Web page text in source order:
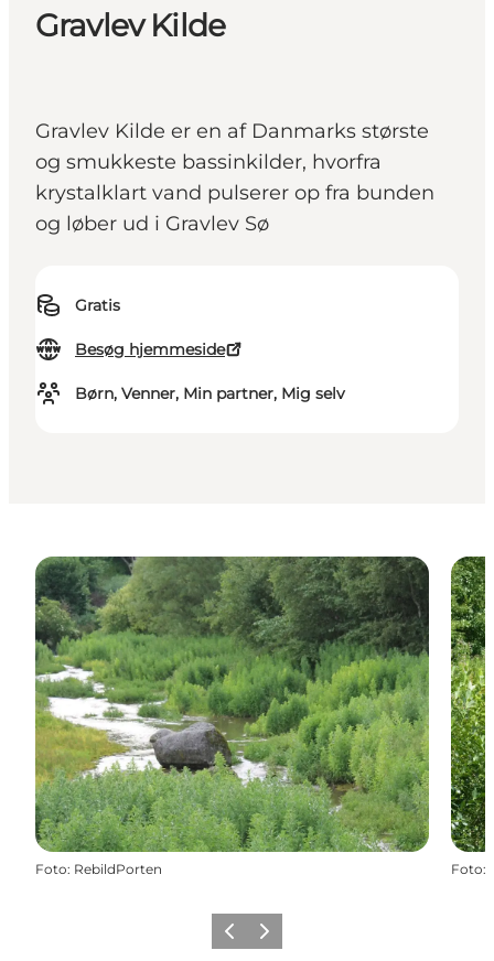
Gravlev Kilde
Gravlev Kilde er en af Danmarks største
og smukkeste bassinkilder, hvorfra
krystalklart vand pulserer op fra bunden
og løber ud i Gravlev Sø
Gratis
Besøg hjemmeside
Børn, Venner, Min partner, Mig selv
Foto: RebildPorten Foto:
Forrige billede
Næste billede